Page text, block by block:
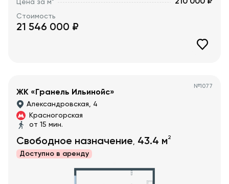
Цена за м
Стоимость
21 546 000 ₽
№1077
ЖК «Гранель Ильинойс»
Александровская, 4
Красногорская
от 15 мин.
Свободное назначение 43.4 м2
Доступно в аренду